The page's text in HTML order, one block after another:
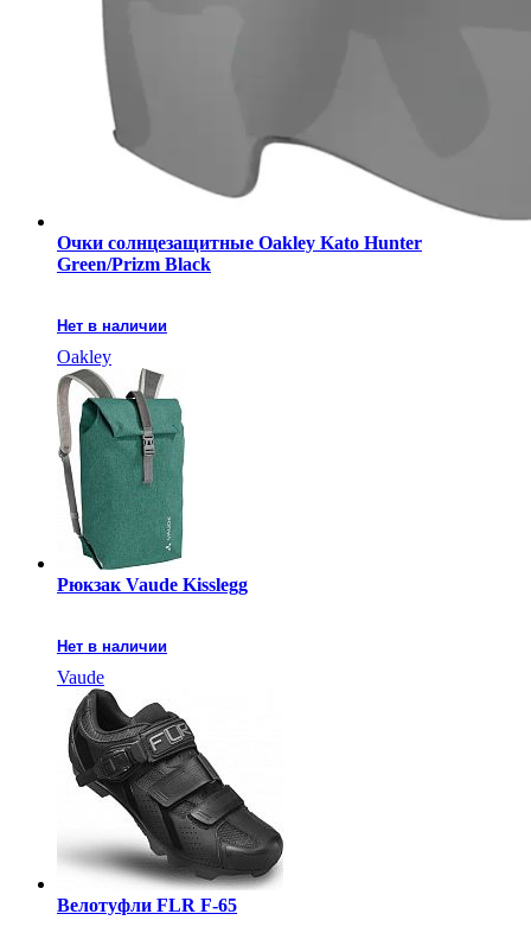
Очки солнцезащитные Oakley Kato Hunter
Green/Prizm Black
Нет в наличии
Oakley
Рюкзак Vaude Kisslegg
Нет в наличии
Vaude
Велотуфли FLR F-65